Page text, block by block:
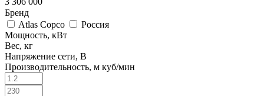
Бренд
Atlas Copco
Россия
Мощность, кВт
Вес, кг
Напряжение сети, В
Производительность, м куб/мин